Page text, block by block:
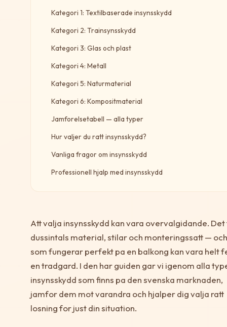
Kategori 1: Textilbaserade insynsskydd
Kategori 2: Trainsynsskydd
Kategori 3: Glas och plast
Kategori 4: Metall
Kategori 5: Naturmaterial
Kategori 6: Kompositmaterial
Jamforelsetabell — alla typer
Hur valjer du ratt insynsskydd?
Vanliga fragor om insynsskydd
Professionell hjalp med insynsskydd
Att valja insynsskydd kan vara overvalgidande. Det
dussintals material, stilar och monteringssatt —
som fungerar perfekt pa en balkong kan vara helt
en tradgard. I den har guiden gar vi igenom alla
insynsskydd som finns pa den svenska marknaden,
jamfor dem mot varandra och hjalper dig valja ratt
losning for just din situation.